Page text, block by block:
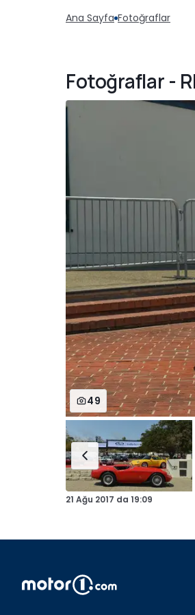
Ana Sayfa Fotoğraflar
Fotoğraflar -
49
21 Ağu 2017 da 19:09